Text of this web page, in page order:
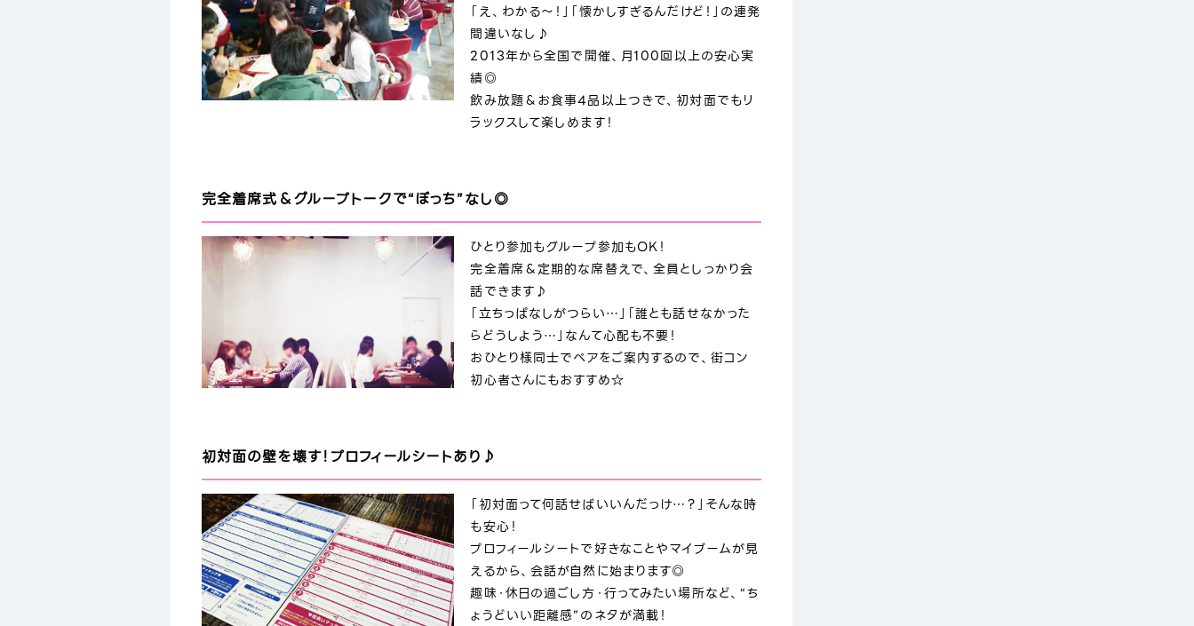
「え、わかる～！」「懐かしすぎるんだけど！」の連発
間違いなし♪
2013年から全国で開催、月100回以上の安心実
績◎
飲み放題＆お食事4品以上つきで、初対面でもリ
ラックスして楽しめます！
完全着席式＆グループトークで“ぼっち”なし◎
ひとり参加もグループ参加もOK！
完全着席＆定期的な席替えで、全員としっかり会
話できます♪
「立ちっぱなしがつらい…」「誰とも話せなかった
らどうしよう…」なんて心配も不要！
おひとり様同士でペアをご案内するので、街コン
初心者さんにもおすすめ☆
初対面の壁を壊す！プロフィールシートあり♪
「初対面って何話せばいいんだっけ…？」そんな時
も安心！
プロフィールシートで好きなことやマイブームが見
えるから、会話が自然に始まります◎
趣味・休日の過ごし方・行ってみたい場所など、“ち
ょうどいい距離感”のネタが満載！